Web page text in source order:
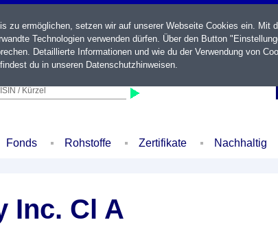
/ Kürzel
Fonds Rohstoffe Zertifikate Nachhaltig
Inc. Cl A
zu ermöglichen, setzen wir auf unserer Webseite Cookies ein. Mit
Technologien verwenden dürfen. Über den Button
Detaillierte Informationen und wie du der Verwendung von
du in unseren Datenschutzhinweisen.